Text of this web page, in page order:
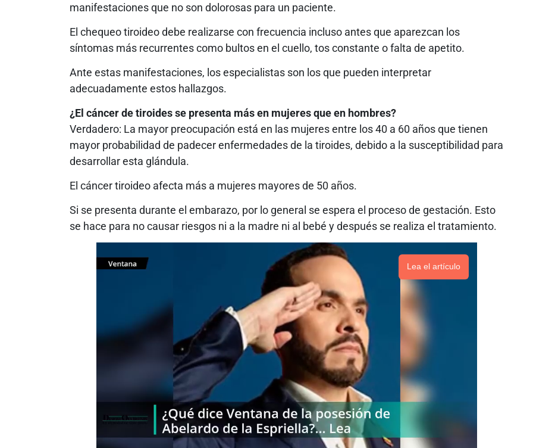
manifestaciones que no son dolorosas para un paciente.
El chequeo tiroideo debe realizarse con frecuencia incluso antes que aparezcan los
síntomas más recurrentes como bultos en el cuello, tos constante o falta de apetito.
Ante estas manifestaciones, los especialistas son los que pueden interpretar
adecuadamente estos hallazgos.
¿El cáncer de tiroides se presenta más en mujeres que en hombres?
Verdadero: La mayor preocupación está en las mujeres entre los 40 a 60 años que tienen
mayor probabilidad de padecer enfermedades de la tiroides, debido a la susceptibilidad para
desarrollar esta glándula.
El cáncer tiroideo afecta más a mujeres mayores de 50 años.
Si se presenta durante el embarazo, por lo general se espera el proceso de gestación. Esto
se hace para no causar riesgos ni a la madre ni al bebé y después se realiza el tratamiento.
Lea el artículo